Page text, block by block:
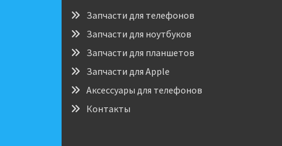
Запчасти для телефонов
Запчасти для ноутбуков
Запчасти для планшетов
Запчасти для Apple
Аксессуары для телефонов
Контакты